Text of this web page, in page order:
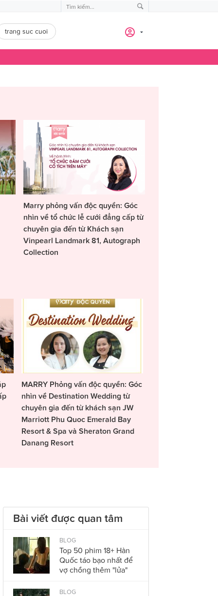
trang suc cuoi
Marry phỏng vấn độc quyền: Góc
nhìn về tổ chức lễ cưới đẳng cấp từ
chuyên gia đến từ Khách sạn
Vinpearl Landmark 81, Autograph
Collection
MARRY Phỏng vấn độc quyền: Góc
nhìn về Destination Wedding từ
chuyên gia đến từ khách sạn JW
Marriott Phu Quoc Emerald Bay
Resort & Spa và Sheraton Grand
Danang Resort
Bài viết được quan tâm
BLOG
Top 50 phim 18+ Hàn
Quốc táo bạo nhất để
vợ chồng thêm "lửa"
BLOG